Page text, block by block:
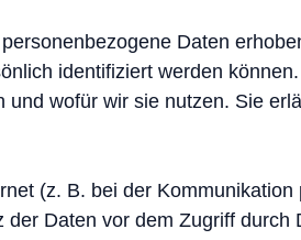
Daten
identifiziert werden
wofür wir sie nutzen. Sie
(z. B. bei der Kommunikation
Daten vor dem Zugriff durch